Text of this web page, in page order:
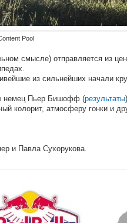
Pool
смысле) отправляется из
из сильнейших начали
немец Пьер Бишофф (результаты
колорит, атмосферу гонки и
и Павла Сухорукова.